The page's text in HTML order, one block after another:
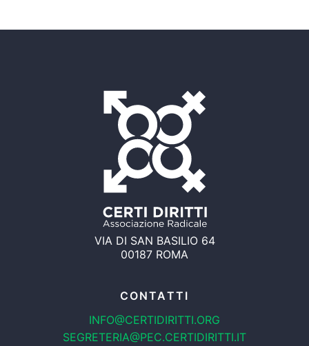
VIA DI SAN BASILIO 64
00187 ROMA
CONTATTI
INFO@CERTIDIRITTI.ORG
SEGRETERIA@PEC.CERTIDIRITTI.IT